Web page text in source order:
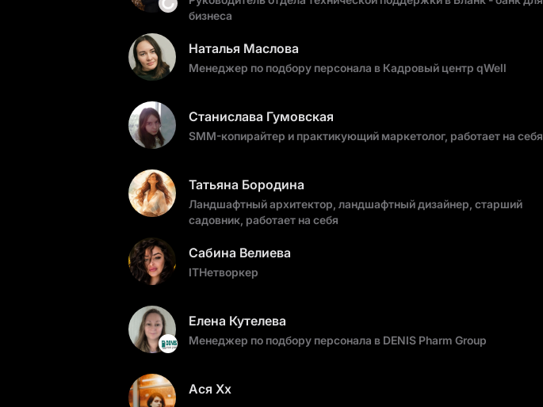
бизнеса
Наталья Маслова
Менеджер по подбору персонала в Кадровый центр qWell
Станислава Гумовская
SMM-копирайтер и практикующий маркетолог, работает на себя
Татьяна Бородина
Ландшафтный архитектор, ландшафтный дизайнер, старший
садовник, работает на себя
Сабина Велиева
ITНетворкер
Елена Кутелева
Менеджер по подбору персонала в DENIS Pharm Group
Ася Хх